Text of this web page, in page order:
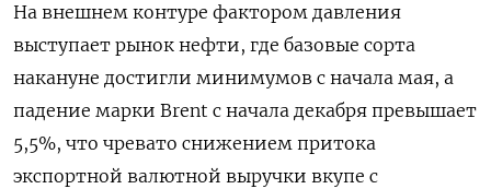
На внешнем контуре фактором давления
выступает рынок нефти, где базовые сорта
накануне достигли минимумов с начала мая, а
падение марки Brent c начала декабря превышает
5,5%, что чревато снижением притока
экспортной валютной выручки вкупе с